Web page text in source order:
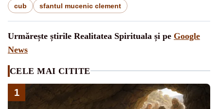
cub sfantul mucenic clement
Urmărește știrile Realitatea Spirituala și pe Google
News
CELE MAI CITITE
1